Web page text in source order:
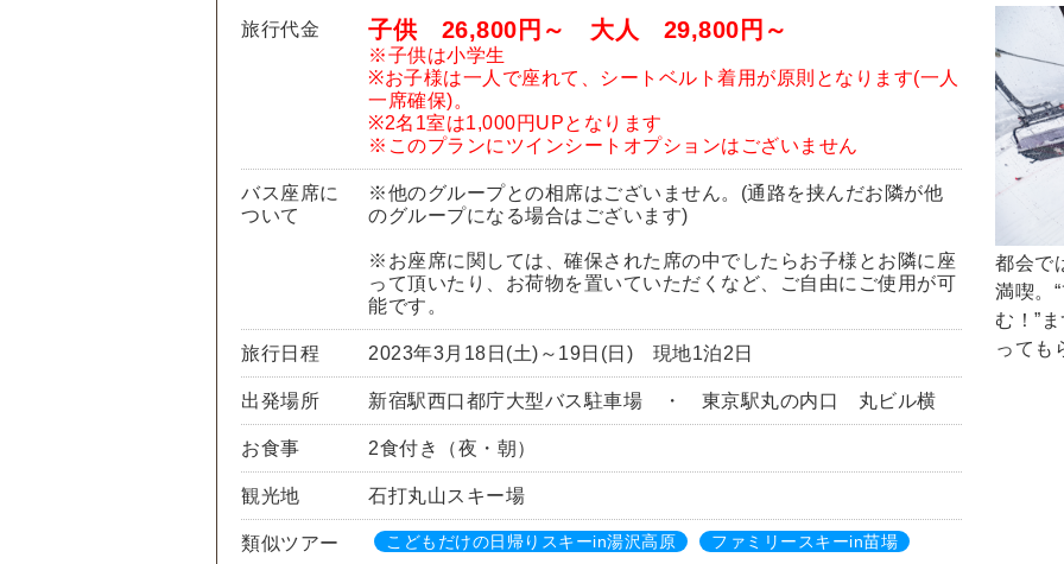
都会で
満喫。
む！”
っても
旅行代金 子供 26,800円～ 大人 29,800円～
※子供は小学生
※お子様は一人で座れて、シートベルト着用が原則となります(一人
一席確保)。
※2名1室は1,000円UPとなります
※このプランにツインシートオプションはございません
バス座席に
ついて
※他のグループとの相席はございません。(通路を挟んだお隣が他
のグループになる場合はございます)
※お座席に関しては、確保された席の中でしたらお子様とお隣に座
って頂いたり、お荷物を置いていただくなど、ご自由にご使用が可
能です。
旅行日程 2023年3月18日(土)～19日(日) 現地1泊2日
出発場所 新宿駅西口都庁大型バス駐車場 ・ 東京駅丸の内口 丸ビル横
お食事 2食付き（夜・朝）
観光地 石打丸山スキー場
類似ツアー こどもだけの日帰りスキーin湯沢高原 ファミリースキーin苗場